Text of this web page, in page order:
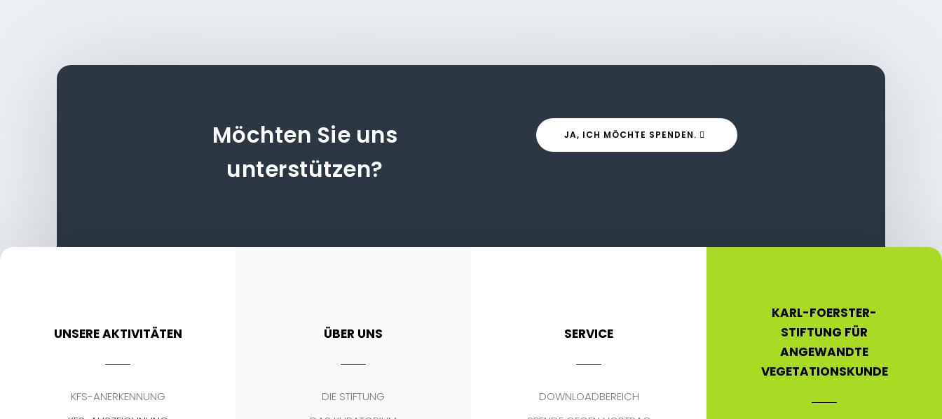
Möchten Sie uns
unterstützen?
JA, ICH MÖCHTE SPENDEN.
UNSERE AKTIVITÄTEN
KFS-ANERKENNUNG
ÜBER UNS
DIE STIFTUNG
SERVICE
DOWNLOADBEREICH
KARL-FOERSTER-
STIFTUNG FÜR
ANGEWANDTE
VEGETATIONSKUNDE